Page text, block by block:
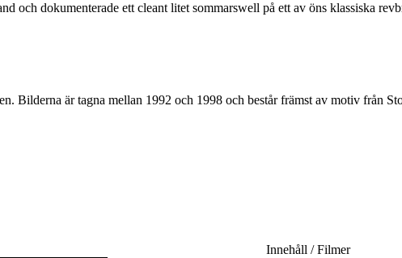
och dokumenterade ett cleant litet sommarswell på ett av öns klassiska
Bilderna är tagna mellan 1992 och 1998 och består främst av motiv från
Innehåll / Filmer